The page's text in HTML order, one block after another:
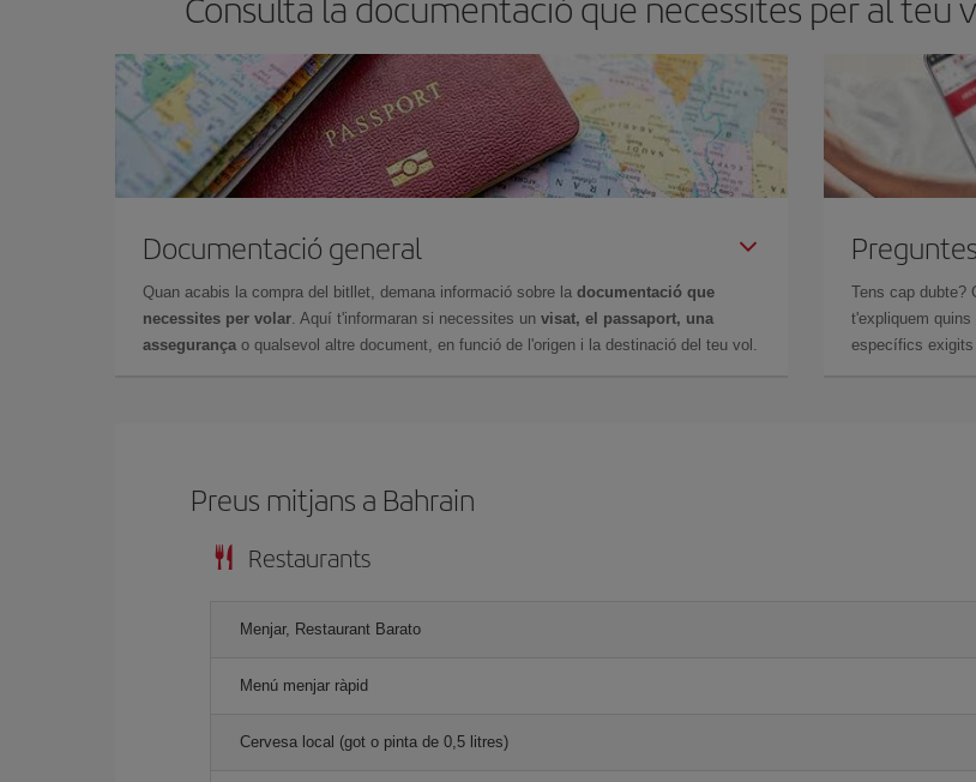
Documentació general
Quan acabis la compra del bitllet, demana informació sobre la documentació que
necessites per volar . Aquí t'informaran si necessites un visat, el passaport, una
assegurança o qualsevol altre document, en funció de l'origen i la destinació del teu vol.
Tens cap dubte?
t'expliquem
específics exigits
Preus mitjans a Bahrain
Restaurants
Menjar, Restaurant Barato
Menú menjar ràpid
Cervesa local (got o pinta de 0,5 litres)